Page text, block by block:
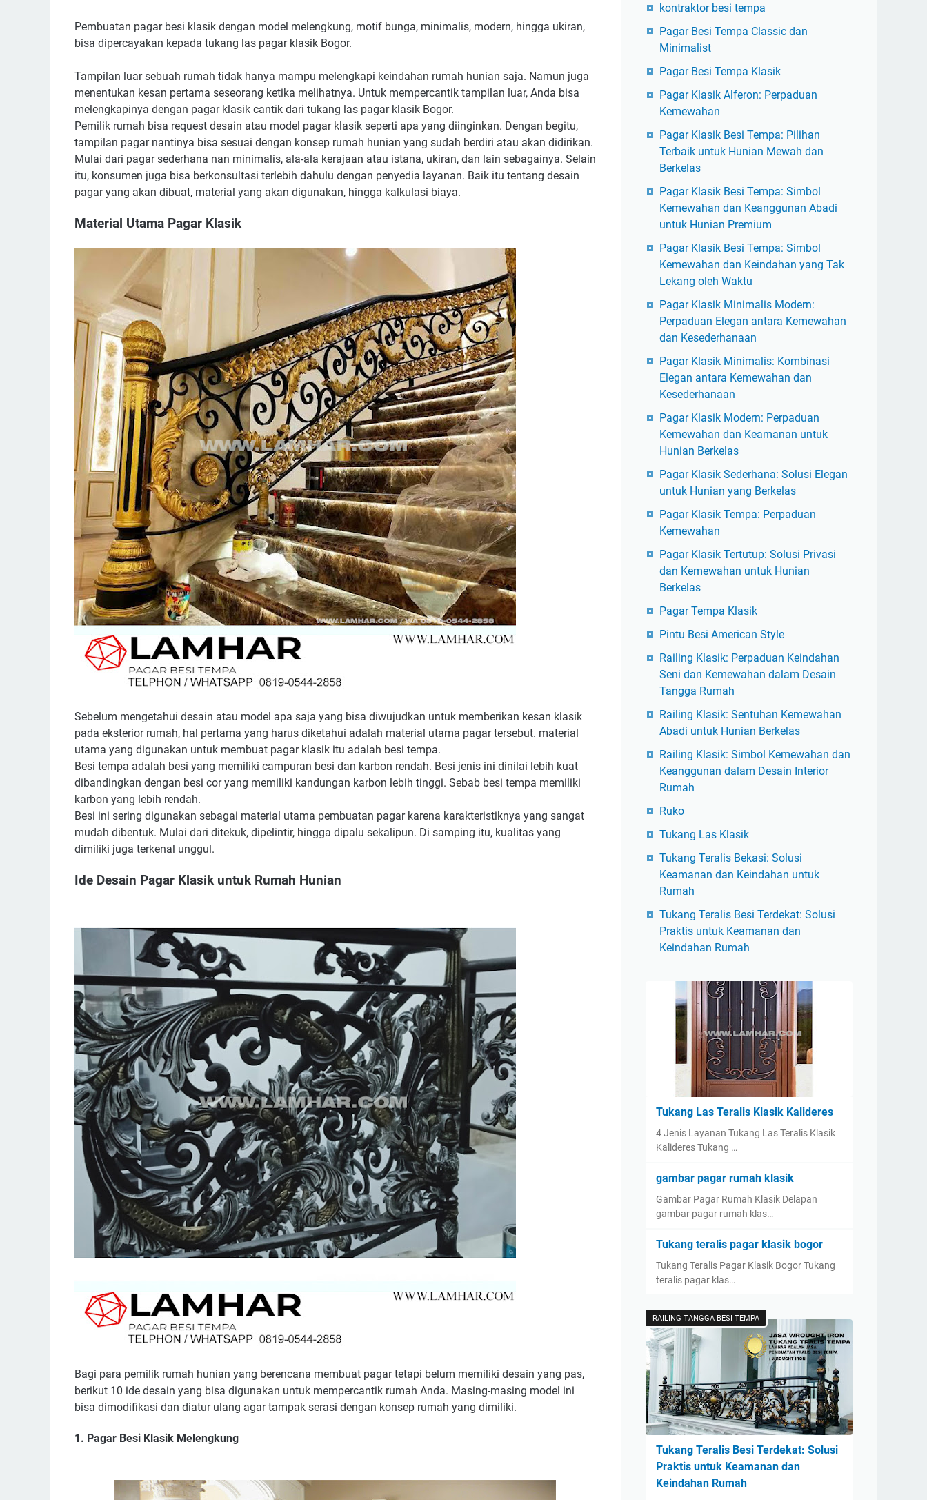
Pembuatan pagar besi klasik dengan model melengkung, motif bunga, minimalis, modern, hingga ukiran,
bisa dipercayakan kepada tukang las pagar klasik Bogor.
Tampilan luar sebuah rumah tidak hanya mampu melengkapi keindahan rumah hunian saja. Namun juga
menentukan kesan pertama seseorang ketika melihatnya. Untuk mempercantik tampilan luar, Anda bisa
melengkapinya dengan pagar klasik cantik dari tukang las pagar klasik Bogor.
Pemilik rumah bisa request desain atau model pagar klasik seperti apa yang diinginkan. Dengan begitu,
tampilan pagar nantinya bisa sesuai dengan konsep rumah hunian yang sudah berdiri atau akan didirikan.
Mulai dari pagar sederhana nan minimalis, ala-ala kerajaan atau istana, ukiran, dan lain sebagainya. Selain
itu, konsumen juga bisa berkonsultasi terlebih dahulu dengan penyedia layanan. Baik itu tentang desain
pagar yang akan dibuat, material yang akan digunakan, hingga kalkulasi biaya.
Material Utama Pagar Klasik
Sebelum mengetahui desain atau model apa saja yang bisa diwujudkan untuk memberikan kesan klasik
pada eksterior rumah, hal pertama yang harus diketahui adalah material utama pagar tersebut. material
utama yang digunakan untuk membuat pagar klasik itu adalah besi tempa.
Besi tempa adalah besi yang memiliki campuran besi dan karbon rendah. Besi jenis ini dinilai lebih kuat
dibandingkan dengan besi cor yang memiliki kandungan karbon lebih tinggi. Sebab besi tempa memiliki
karbon yang lebih rendah.
Besi ini sering digunakan sebagai material utama pembuatan pagar karena karakteristiknya yang sangat
mudah dibentuk. Mulai dari ditekuk, dipelintir, hingga dipalu sekalipun. Di samping itu, kualitas yang
dimiliki juga terkenal unggul.
Ide Desain Pagar Klasik untuk Rumah Hunian
Bagi para pemilik rumah hunian yang berencana membuat pagar tetapi belum memiliki desain yang pas,
berikut 10 ide desain yang bisa digunakan untuk mempercantik rumah Anda. Masing-masing model ini
bisa dimodifikasi dan diatur ulang agar tampak serasi dengan konsep rumah yang dimiliki.
1. Pagar Besi Klasik Melengkung
kontraktor besi tempa
Pagar Besi Tempa Classic dan
Minimalist
Pagar Besi Tempa Klasik
Pagar Klasik Alferon: Perpaduan
Kemewahan
Pagar Klasik Besi Tempa: Pilihan
Terbaik untuk Hunian Mewah dan
Berkelas
Pagar Klasik Besi Tempa: Simbol
Kemewahan dan Keanggunan Abadi
untuk Hunian Premium
Pagar Klasik Besi Tempa: Simbol
Kemewahan dan Keindahan yang Tak
Lekang oleh Waktu
Pagar Klasik Minimalis Modern:
Perpaduan Elegan antara Kemewahan
dan Kesederhanaan
Pagar Klasik Minimalis: Kombinasi
Elegan antara Kemewahan dan
Kesederhanaan
Pagar Klasik Modern: Perpaduan
Kemewahan dan Keamanan untuk
Hunian Berkelas
Pagar Klasik Sederhana: Solusi Elegan
untuk Hunian yang Berkelas
Pagar Klasik Tempa: Perpaduan
Kemewahan
Pagar Klasik Tertutup: Solusi Privasi
dan Kemewahan untuk Hunian
Berkelas
Pagar Tempa Klasik
Pintu Besi American Style
Railing Klasik: Perpaduan Keindahan
Seni dan Kemewahan dalam Desain
Tangga Rumah
Railing Klasik: Sentuhan Kemewahan
Abadi untuk Hunian Berkelas
Railing Klasik: Simbol Kemewahan dan
Keanggunan dalam Desain Interior
Rumah
Ruko
Tukang Las Klasik
Tukang Teralis Bekasi: Solusi
Keamanan dan Keindahan untuk
Rumah
Tukang Teralis Besi Terdekat: Solusi
Praktis untuk Keamanan dan
Keindahan Rumah
Tukang Las Teralis Klasik Kalideres
4 Jenis Layanan Tukang Las Teralis Klasik
Kalideres Tukang …
gambar pagar rumah klasik
Gambar Pagar Rumah Klasik Delapan
gambar pagar rumah klas…
Tukang teralis pagar klasik bogor
Tukang Teralis Pagar Klasik Bogor Tukang
teralis pagar klas…
RAILING TANGGA BESI TEMPA
Tukang Teralis Besi Terdekat: Solusi
Praktis untuk Keamanan dan
Keindahan Rumah